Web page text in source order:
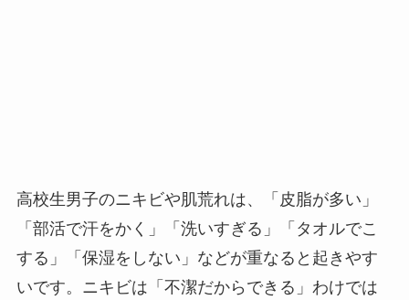
高校生男子のニキビや肌荒れは、「皮脂が多い」
「部活で汗をかく」「洗いすぎる」「タオルでこ
する」「保湿をしない」などが重なると起きやす
いです。ニキビは「不潔だからできる」わけでは